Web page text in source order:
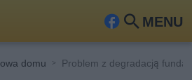
MENU
Fa
ook
Szu
domu Problem z degradacją